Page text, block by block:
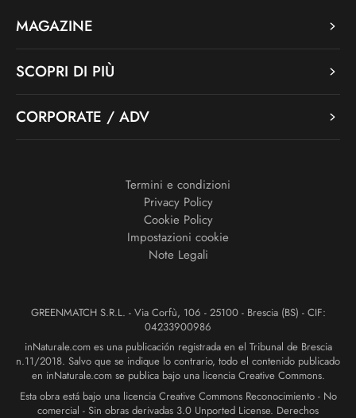
MAGAZINE
SCOPRI DI PIÙ
CORPORATE / ADV
Termini e condizioni
Privacy Policy
Cookie Policy
Impostazioni cookie
Note Legali
GREENMATCH S.R.L. - Via Corfù, 106 - 25100 - Brescia (BS) - CIF:
04233900986
inNaturale.com es una publicación registrada en el Tribunal de Brescia
n.11/2018. Salvo que se indique lo contrario, todo el contenido publicado
en inNaturale.com se publica bajo una licencia Creative Commons.
Esta obra está bajo una licencia Creative Commons Reconocimiento - No
comercial - Sin obras derivadas 3.0 Unported License. Derechos